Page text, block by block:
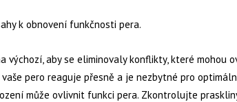
k obnovení funkčnosti pera.
výchozí, aby se eliminovaly konflikty, které mohou
pero reaguje přesně a je nezbytné pro
může ovlivnit funkci pera. Zkontrolujte